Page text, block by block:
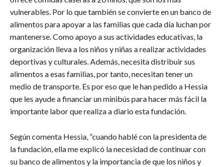
vulnerables. Por lo que también se convierte en un banco de
alimentos para apoyar a las familias que cada día luchan por
mantenerse. Como apoyo a sus actividades educativas, la
organización lleva a los niños y niñas a realizar actividades
deportivas y culturales. Además, necesita distribuir sus
alimentos a esas familias, por tanto, necesitan tener un
medio de transporte. Es por eso que le han pedido a Hessia
que les ayude a financiar un minibús para hacer más fácil la
importante labor que realiza a diario esta fundación.
Según comenta Hessia, “cuando hablé con la presidenta de
la fundación, ella me explicó la necesidad de continuar con
su banco de alimentos y la importancia de que los niños y